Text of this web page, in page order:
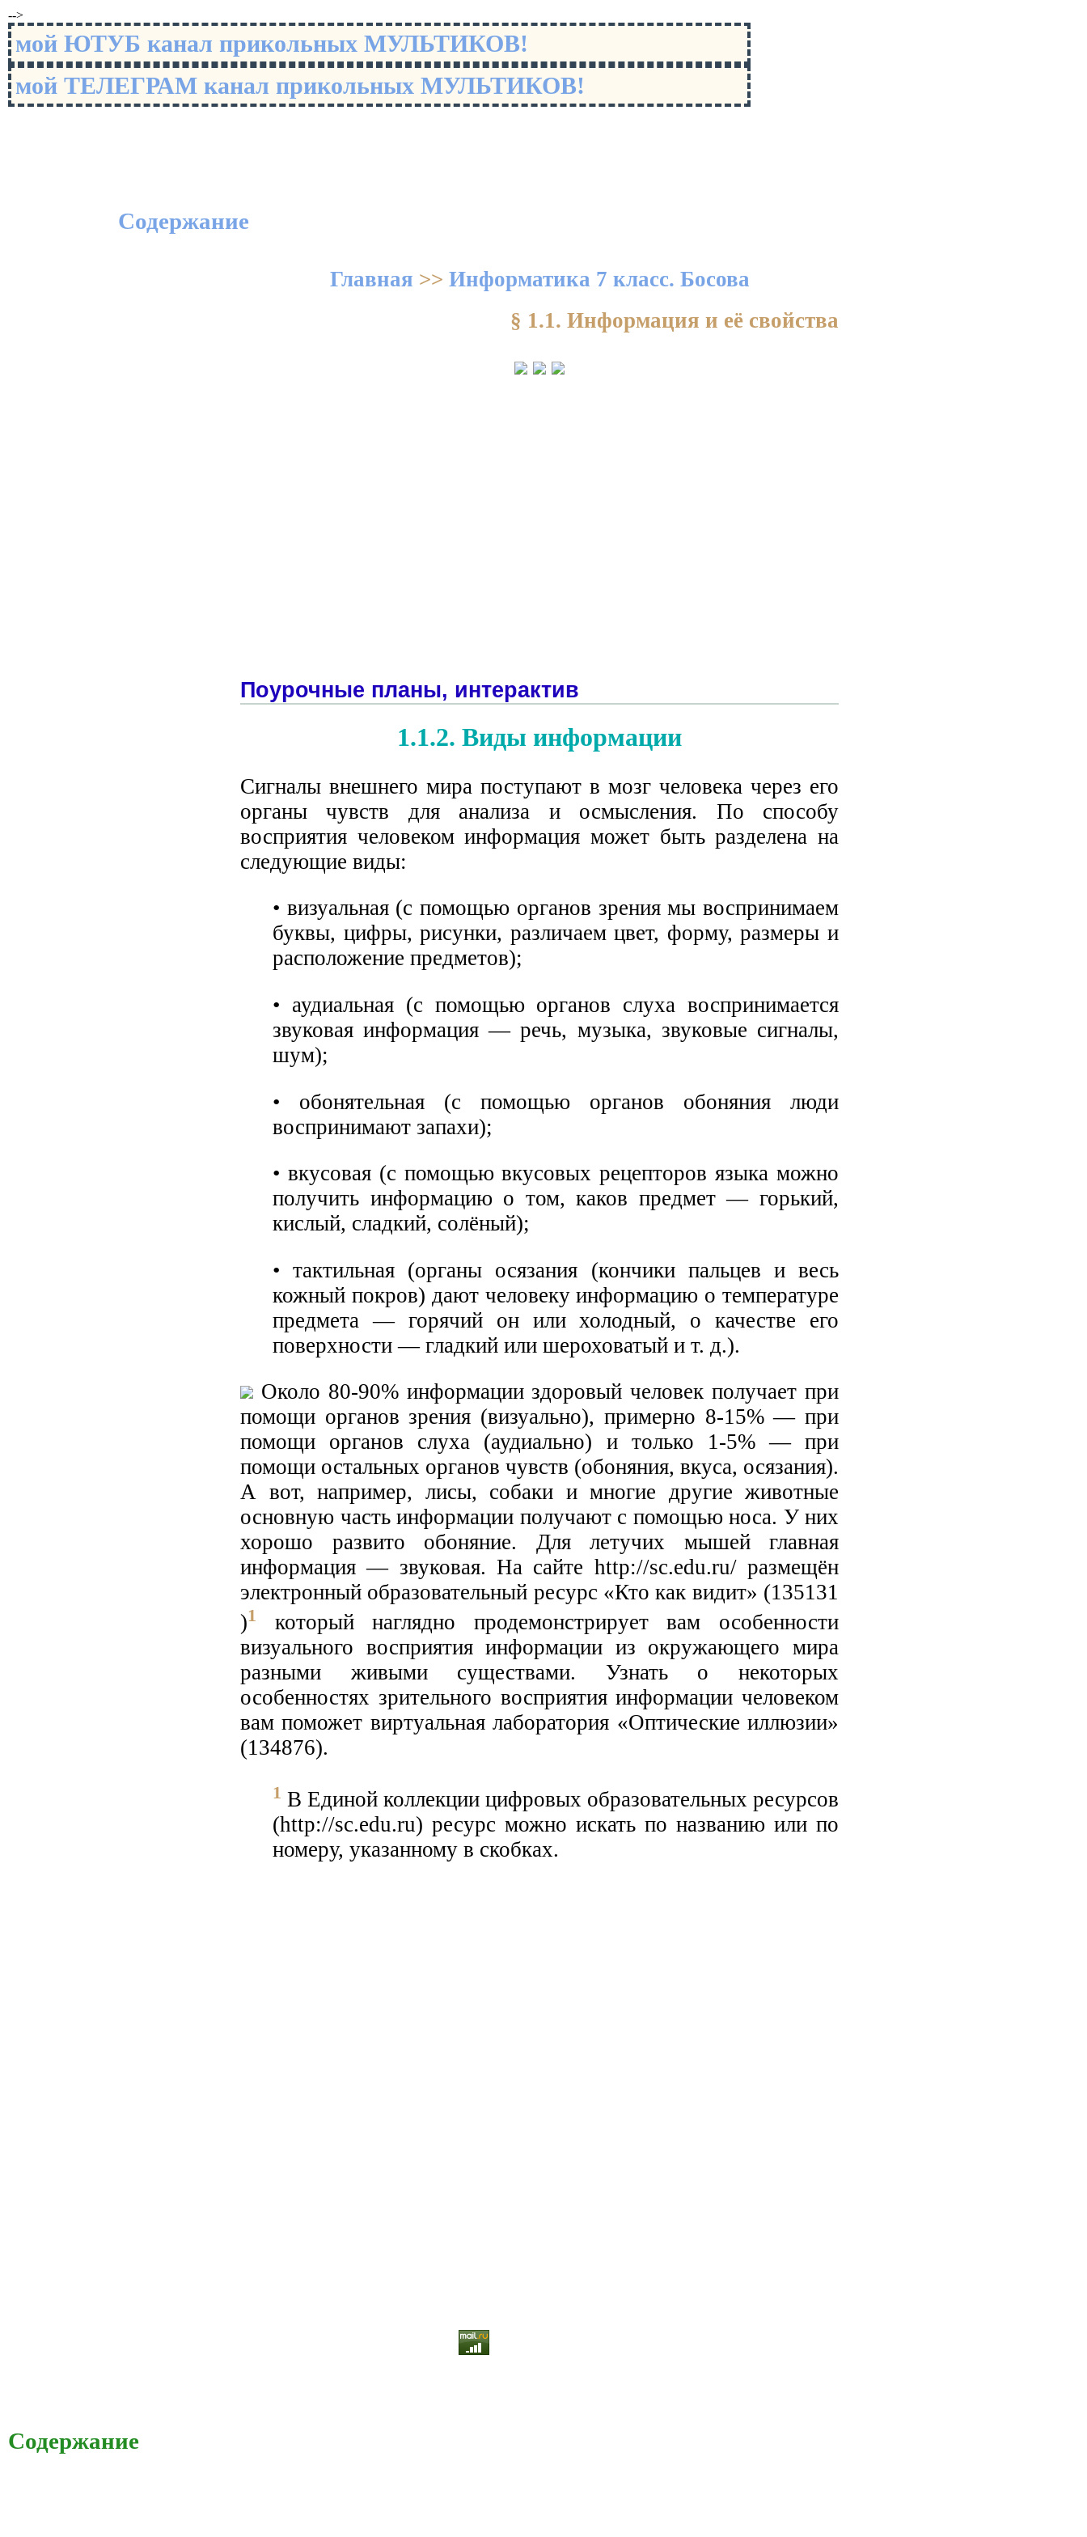
-->
мой ЮТУБ канал прикольных МУЛЬТИКОВ!
мой ТЕЛЕГРАМ канал прикольных МУЛЬТИКОВ!
Содержание
Главная >> Информатика 7 класс. Босова
§ 1.1. Информация и её свойства
Поурочные планы, интерактив
1.1.2. Виды информации
Сигналы внешнего мира поступают в мозг человека через его
органы чувств для анализа и осмысления. По способу
восприятия человеком информация может быть разделена на
следующие виды:
• визуальная (с помощью органов зрения мы воспринимаем
буквы, цифры, рисунки, различаем цвет, форму, размеры и
расположение предметов);
• аудиальная (с помощью органов слуха воспринимается
звуковая информация — речь, музыка, звуковые сигналы,
шум);
• обонятельная (с помощью органов обоняния люди
воспринимают запахи);
• вкусовая (с помощью вкусовых рецепторов языка можно
получить информацию о том, каков предмет — горький,
кислый, сладкий, солёный);
• тактильная (органы осязания (кончики пальцев и весь
кожный покров) дают человеку информацию о температуре
предмета — горячий он или холодный, о качестве его
поверхности — гладкий или шероховатый и т. д.).
Около 80-90% информации здоровый человек получает при
помощи органов зрения (визуально), примерно 8-15% — при
помощи органов слуха (аудиально) и только 1-5% — при
помощи остальных органов чувств (обоняния, вкуса, осязания).
А вот, например, лисы, собаки и многие другие животные
основную часть информации получают с помощью носа. У них
хорошо развито обоняние. Для летучих мышей главная
информация — звуковая. На сайте http://sc.edu.ru/ размещён
электронный образовательный ресурс «Кто как видит» (135131
)1
который наглядно продемонстрирует вам особенности
визуального восприятия информации из окружающего мира
разными живыми существами. Узнать о некоторых
особенностях зрительного восприятия информации человеком
вам поможет виртуальная лаборатория «Оптические иллюзии»
(134876).
1 В Единой коллекции цифровых образовательных ресурсов
(http://sc.edu.ru) ресурс можно искать по названию или по
номеру, указанному в скобках.
Содержание